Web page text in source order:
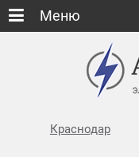
Краснодар
Меню